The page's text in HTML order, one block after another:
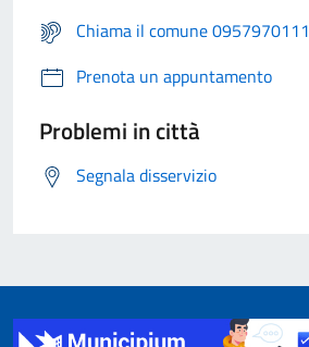
Chiama il comune 0957970111
Prenota un appuntamento
Problemi in città
Segnala disservizio